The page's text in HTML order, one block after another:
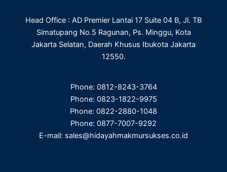
Head Office : AD Premier Lantai 17 Suite 04 B, Jl. TB
Simatupang No.5 Ragunan, Ps. Minggu, Kota
Jakarta Selatan, Daerah Khusus Ibukota Jakarta
12550.
Phone: 0812-8243-3764
Phone: 0823-1822-9975
Phone: 0822-2880-1048
Phone: 0877-7007-9292
E-mail: sales@hidayahmakmursukses.co.id